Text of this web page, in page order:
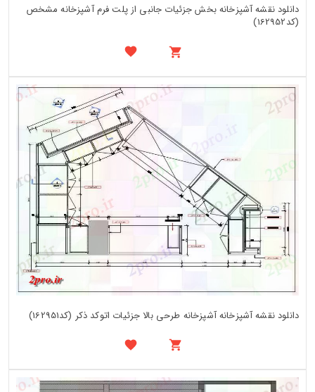
دانلود نقشه آشپزخانه بخش جزئیات جانبی از پلت فرم آشپزخانه مشخص
(کد162952)
دانلود نقشه آشپزخانه آشپزخانه طرحی بالا جزئیات اتوکد ذکر (کد162951)